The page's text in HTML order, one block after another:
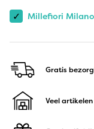
✓ Millefiori
Gratis
Veel